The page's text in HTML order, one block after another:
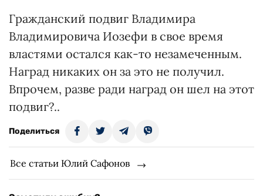
Гражданский подвиг Владимира
Владимировича Иозефи в свое время
властями остался как-то незамеченным.
Наград никаких он за это не получил.
Впрочем, разве ради наград он шел на этот
подвиг?..
Поделиться
Все статьи Юлий Сафонов